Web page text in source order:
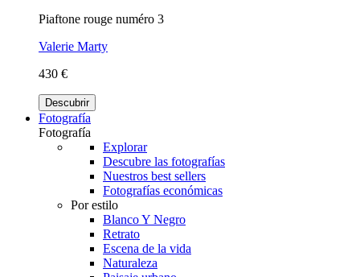
Piaftone rouge numéro 3
Valerie Marty
430 €
Descubrir
Fotografía
Fotografía
Explorar
Descubre las fotografías
Nuestros best sellers
Fotografías económicas
Por estilo
Blanco Y Negro
Retrato
Escena de la vida
Naturaleza